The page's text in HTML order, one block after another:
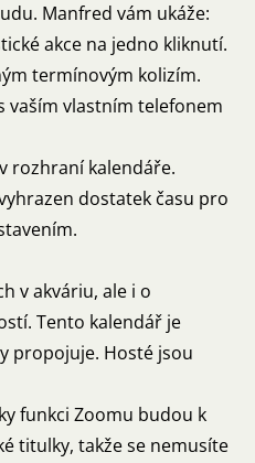
Manfred vám ukáže:
akce na jedno kliknutí.
termínovým kolizím.
vaším vlastním telefonem
rozhraní kalendáře.
dostatek času pro
v akváriu, ale i o
Tento kalendář je
propojuje. Hosté jsou
funkci Zoomu budou k
titulky, takže se nemusíte